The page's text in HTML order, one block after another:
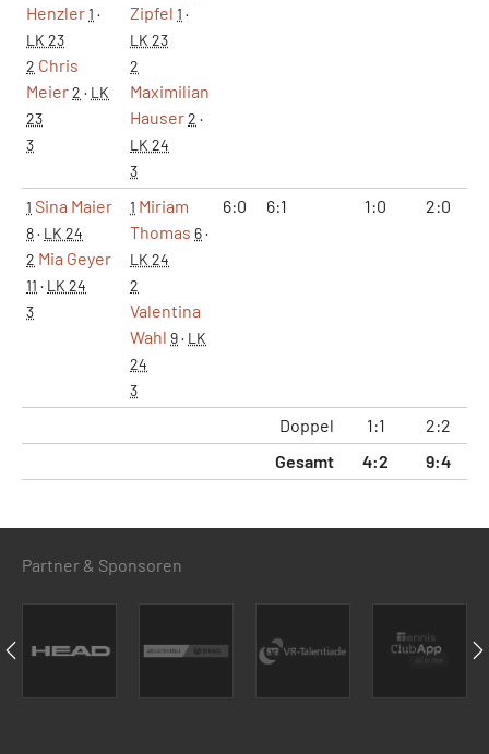
Henzler1 ·
LK 23
2 Chris
Meier2 · LK
23
3
Zipfel 1 ·
LK 23
2
Maximilian
Hauser2 ·
LK 24
3
1 Sina Maier
8· LK 24
2 Mia Geyer
11 · LK 24
3
1 Miriam
Thomas 6·
LK 24
2
Valentina
Wahl 9· LK
24
3
6:0 6:1 1:0 2:0
Doppel 1:1 2:2
Gesamt
4:2 9:4
Partner & Sponsoren